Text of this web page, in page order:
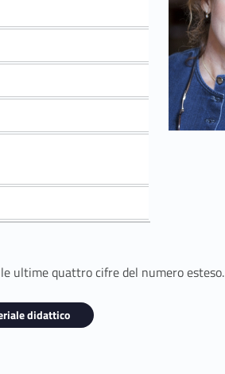
ultime quattro cifre del numero esteso.
didattico